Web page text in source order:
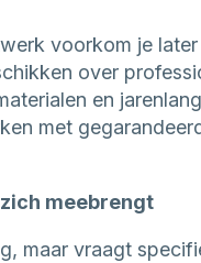
voorkom je
over
en
met
meebrengt
maar vraagt